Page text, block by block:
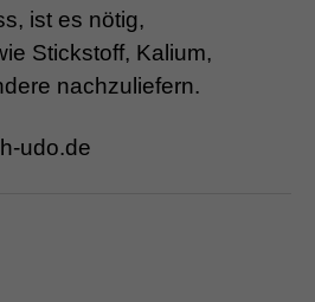
ist es nötig,
Stickstoff, Kalium,
nachzuliefern.
udo.de